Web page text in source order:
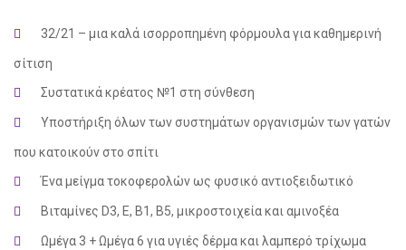
32/21 – μια καλά ισορροπημένη φόρμουλα για καθημερινή
σίτιση
Συστατικά κρέατος №1 στη σύνθεση
Υποστήριξη όλων των συστημάτων οργανισμών των γατών
που κατοικούν στο σπίτι
Ένα μείγμα τοκοφερολών ως φυσικό αντιοξειδωτικό
Βιταμίνες D3, E, B1, B5, μικροστοιχεία και αμινοξέα
Ωμέγα 3 + Ωμέγα 6 για υγιές δέρμα και λαμπερό τρίχωμα